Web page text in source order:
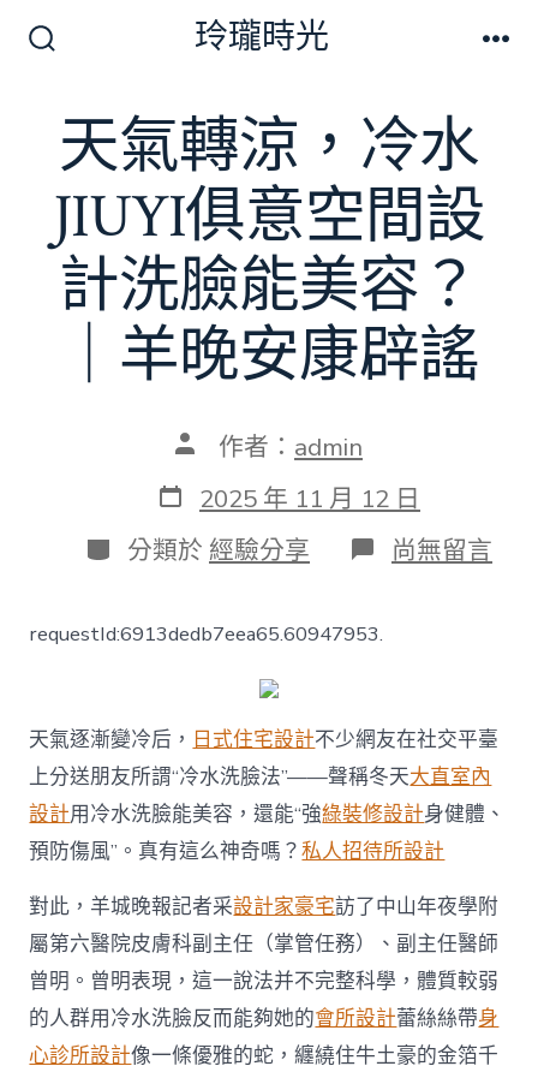
切
換
開
玲瓏時光
天氣轉涼，冷水
JIUYI俱意空間設
計洗臉能美容？
｜羊晚安康辟謠
文
作
者
作者： admin
發
表
日
期
2025 年 11 月 12 日
分
類
分類於 經驗分享 在
〈天
俱
意
空
間
設
計
臉
能
美
容？
｜
羊
晚
尚無留言
requestId:6913dedb7eea65.60947953.
天氣逐漸變冷后， 日式住宅設計不少網友在社交平臺
上分送朋友所謂“冷水洗臉法”——聲稱冬天大直室內
設計用冷水洗臉能美容，還能“強綠裝修設計身健體、
預防傷風”。真有這么神奇嗎？私人招待所設計
對此，羊城晚報記者采設計家豪宅訪了中山年夜學附
屬第六醫院皮膚科副主任（掌管任務）、副主任醫師
曾明。曾明表現，這一說法并不完整科學，體質較弱
的人群用冷水洗臉反而能夠她的會所設計蕾絲絲帶身
心診所設計像一條優雅的蛇，纏繞住牛土豪的金箔千